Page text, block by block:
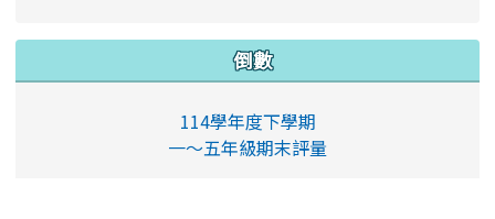
倒數
114學年度下學期
一～五年級期末評量